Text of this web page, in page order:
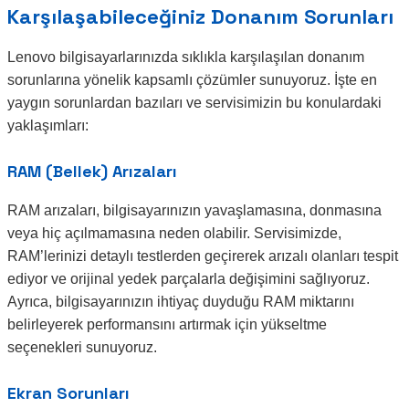
Karşılaşabileceğiniz Donanım Sorunları
Lenovo bilgisayarlarınızda sıklıkla karşılaşılan donanım
sorunlarına yönelik kapsamlı çözümler sunuyoruz. İşte en
yaygın sorunlardan bazıları ve servisimizin bu konulardaki
yaklaşımları:
RAM (Bellek) Arızaları
RAM arızaları, bilgisayarınızın yavaşlamasına, donmasına
veya hiç açılmamasına neden olabilir. Servisimizde,
RAM’lerinizi detaylı testlerden geçirerek arızalı olanları tespit
ediyor ve orijinal yedek parçalarla değişimini sağlıyoruz.
Ayrıca, bilgisayarınızın ihtiyaç duyduğu RAM miktarını
belirleyerek performansını artırmak için yükseltme
seçenekleri sunuyoruz.
Ekran Sorunları